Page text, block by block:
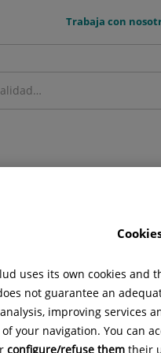
menuTop
Trabaja con
nacido
la Guía de cuidados
y nacimiento de un bebé
y expectativas. A su vez
uses its own cookies and
not guarantee an
improving services
your navigation. You can
configure/refuse them their